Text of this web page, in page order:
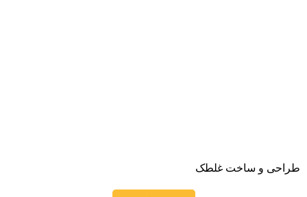
طراحی و ساخت غلطک